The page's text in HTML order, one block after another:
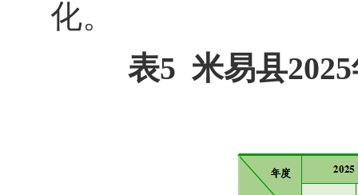
化。
表5 米易县2025